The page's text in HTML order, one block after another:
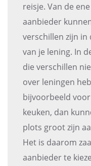
reisje. Van de
aanbieder
verschillen zijn in
van je lening. In
die verschillen
over leningen
bijvoorbeeld
keuken, dan
plots groot zijn
Het is daarom
aanbieder te